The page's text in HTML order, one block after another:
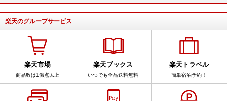
楽天のグループサービス
楽天市場
商品数は1億点以上
楽天ブックス
いつでも全品送料無料
楽天トラベル
簡単宿泊予約！